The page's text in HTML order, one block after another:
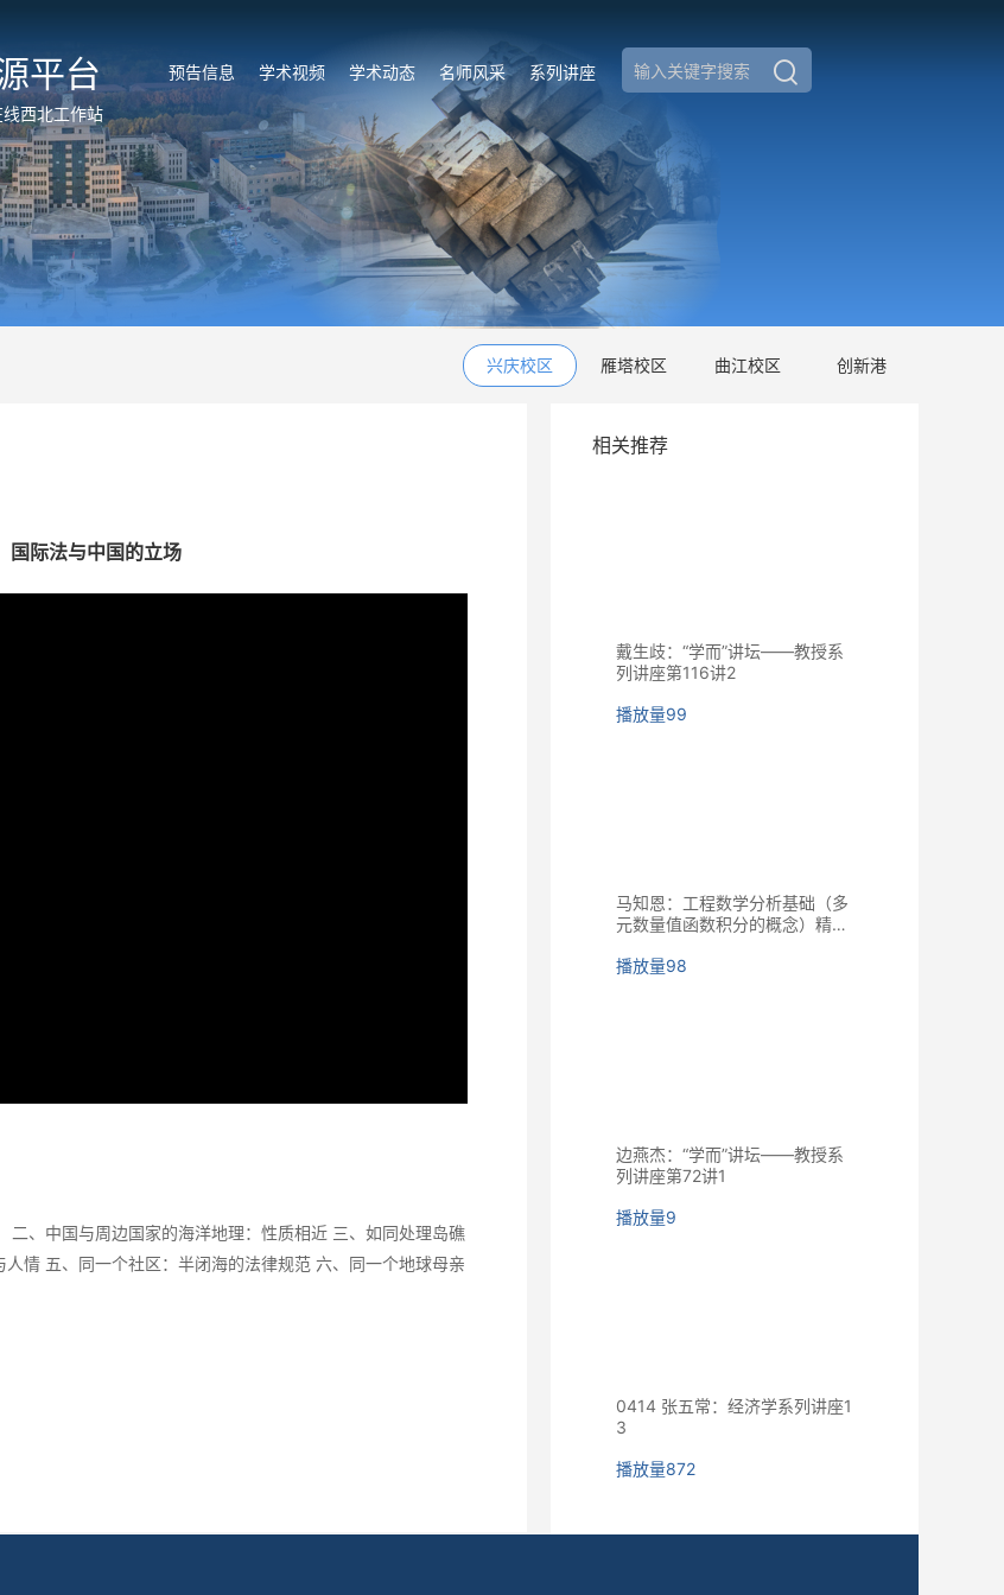
平台
西北工作站
预告信息 学术视频 学术动态 名师风采 系列讲座
兴庆校区 雁塔校区 曲江校区 创新港
国际法与中国的立场
、中国与周边国家的海洋地理：性质相近 三、如同处理岛礁
情 五、同一个社区：半闭海的法律规范 六、同一个地球母亲
相关推荐
戴生歧：“学而”讲坛——教授系
列讲座第116讲2
播放量99
马知恩：工程数学分析基础（多
元数量值函数积分的概念）精品
播放量98
边燕杰：“学而”讲坛——教授系
列讲座第72讲1
播放量9
0414 张五常：经济学系列讲座1
3
播放量872